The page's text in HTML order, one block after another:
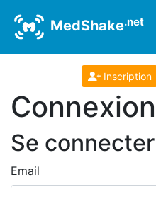
MedShake.net
Inscription
Connexion
Se connecter
Email